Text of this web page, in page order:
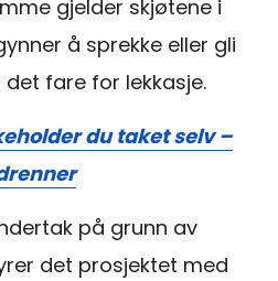
gjelder skjøtene i
å sprekke eller gli
fare for lekkasje.
du taket selv –
på grunn av
det prosjektet med